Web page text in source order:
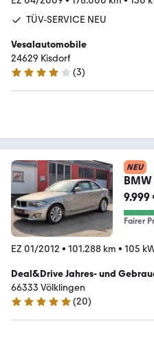
TÜV-SERVICE NEU
Vesalautomobile
24629 Kisdorf
4.1 Sterne
(3)
NEU
BMW
9.999
Fairer
EZ 01/2012 • 101.288 km • 105
Deal&Drive Jahres- und
66333 Völklingen
5 Sterne
(20)